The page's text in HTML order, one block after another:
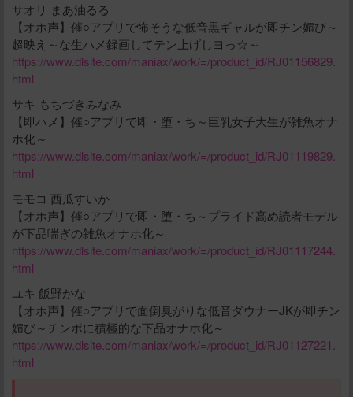
サオリ まあ油るる
【オホ声】催○アプリで怖そうな低音黒ギャルが即チン媚び～
超映え～な生ハメ録画してテン上げしヨっ☆～
https://www.dlsite.com/maniax/work/=/product_id/RJ01156829.
html
サキ もちづきみなみ
【即ハメ】催○アプリで即・堕・ち～巨乳女子大生が雑魚オナ
ホ化～
https://www.dlsite.com/maniax/work/=/product_id/RJ01119829.
html
モモコ 西瓜すいか
【オホ声】催○アプリで即・堕・ち～プライド高め読者モデル
が下品喘ぎの雑魚オナホ化～
https://www.dlsite.com/maniax/work/=/product_id/RJ01117244.
html
ユキ 飯野かな
【オホ声】催○アプリで面倒臭がりな低音ダウナーJKが即チン
媚び～チンポに積極的な下品オナホ化～
https://www.dlsite.com/maniax/work/=/product_id/RJ01127221.
html